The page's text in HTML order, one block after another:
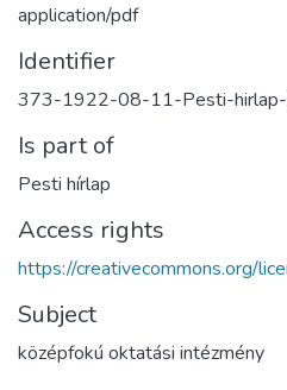
application/pdf
Identifier
373-1922-08-11-Pesti-
Is part of
Pesti hírlap
Access rights
https://creativecommons.org/
Subject
középfokú oktatási intézmény